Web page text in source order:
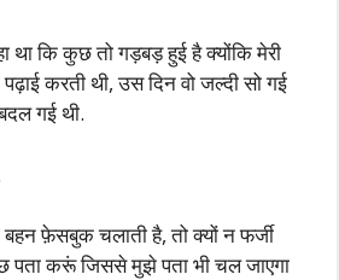
था कि कुछ तो गड़बड़ हुई है क्योंकि मेरी
करती थी, उस दिन वो जल्दी सो गई
गई थी.
फ़ेसबुक चलाती है, तो क्यों न फर्जी
करूं जिससे मुझे पता भी चल जाएगा